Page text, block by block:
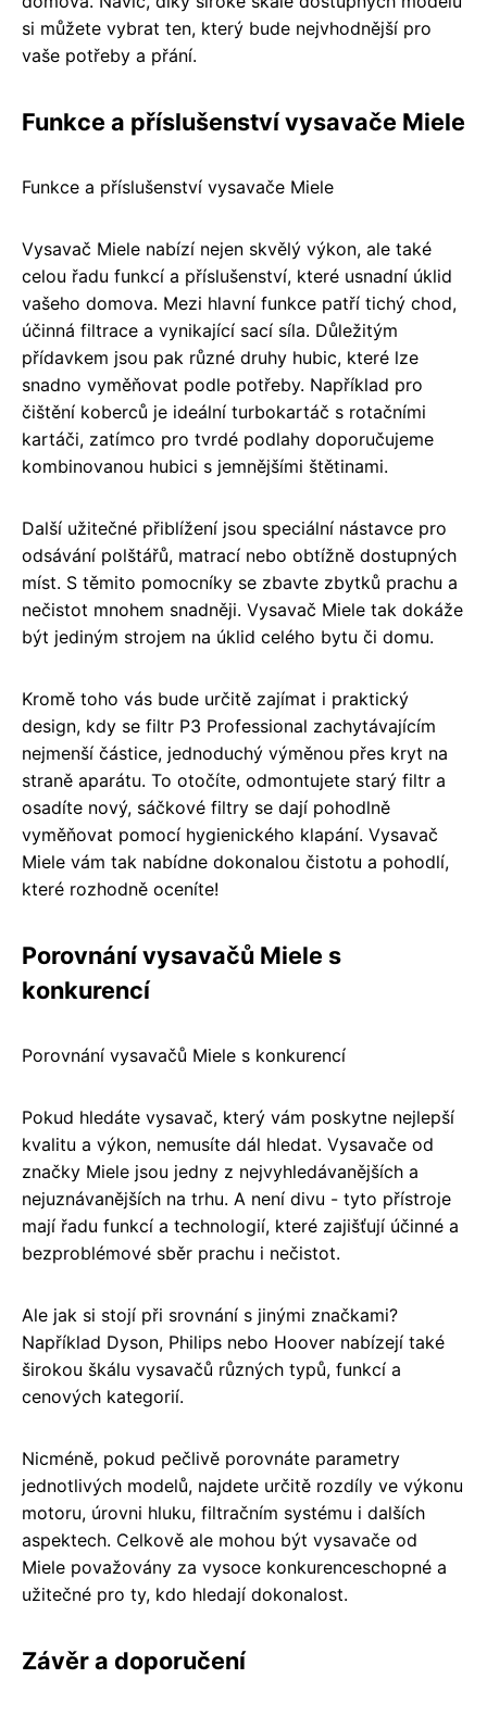
si můžete vybrat ten, který bude nejvhodnější pro
vaše potřeby a přání.
Funkce a příslušenství vysavače Miele
Funkce a příslušenství vysavače Miele
Vysavač Miele nabízí nejen skvělý výkon, ale také
celou řadu funkcí a příslušenství, které usnadní úklid
vašeho domova. Mezi hlavní funkce patří tichý chod,
účinná filtrace a vynikající sací síla. Důležitým
přídavkem jsou pak různé druhy hubic, které lze
snadno vyměňovat podle potřeby. Například pro
čištění koberců je ideální turbokartáč s rotačními
kartáči, zatímco pro tvrdé podlahy doporučujeme
kombinovanou hubici s jemnějšími štětinami.
Další užitečné přiblížení jsou speciální nástavce pro
odsávání polštářů, matrací nebo obtížně dostupných
míst. S těmito pomocníky se zbavte zbytků prachu a
nečistot mnohem snadněji. Vysavač Miele tak dokáže
být jediným strojem na úklid celého bytu či domu.
Kromě toho vás bude určitě zajímat i praktický
design, kdy se filtr P3 Professional zachytávajícím
nejmenší částice, jednoduchý výměnou přes kryt na
straně aparátu. To otočíte, odmontujete starý filtr a
osadíte nový, sáčkové filtry se dají pohodlně
vyměňovat pomocí hygienického klapání. Vysavač
Miele vám tak nabídne dokonalou čistotu a pohodlí,
které rozhodně oceníte!
Porovnání vysavačů Miele s
konkurencí
Porovnání vysavačů Miele s konkurencí
Pokud hledáte vysavač, který vám poskytne nejlepší
kvalitu a výkon, nemusíte dál hledat. Vysavače od
značky Miele jsou jedny z nejvyhledávanějších a
nejuznávanějších na trhu. A není divu - tyto přístroje
mají řadu funkcí a technologií, které zajišťují účinné a
bezproblémové sběr prachu i nečistot.
Ale jak si stojí při srovnání s jinými značkami?
Například Dyson, Philips nebo Hoover nabízejí také
širokou škálu vysavačů různých typů, funkcí a
cenových kategorií.
Nicméně, pokud pečlivě porovnáte parametry
jednotlivých modelů, najdete určitě rozdíly ve výkonu
motoru, úrovni hluku, filtračním systému i dalších
aspektech. Celkově ale mohou být vysavače od
Miele považovány za vysoce konkurenceschopné a
užitečné pro ty, kdo hledají dokonalost.
Závěr a doporučení